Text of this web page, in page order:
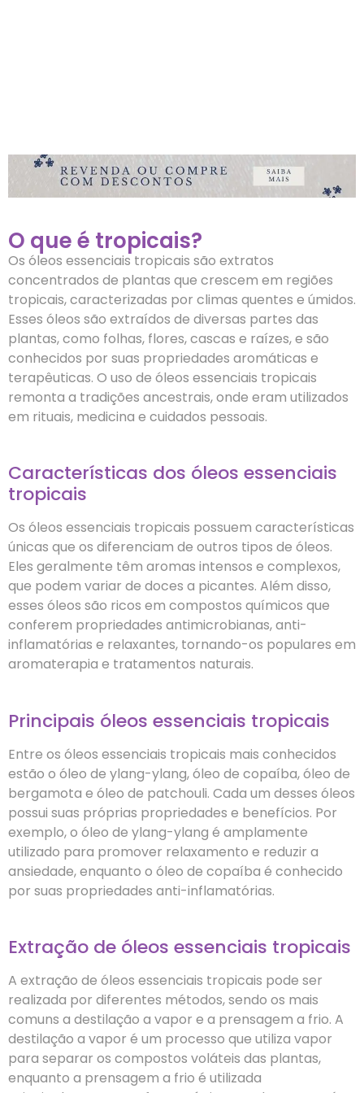
O que é tropicais?
Os óleos essenciais tropicais são extratos
concentrados de plantas que crescem em regiões
tropicais, caracterizadas por climas quentes e úmidos.
Esses óleos são extraídos de diversas partes das
plantas, como folhas, flores, cascas e raízes, e são
conhecidos por suas propriedades aromáticas e
terapêuticas. O uso de óleos essenciais tropicais
remonta a tradições ancestrais, onde eram utilizados
em rituais, medicina e cuidados pessoais.
Características dos óleos essenciais
tropicais
Os óleos essenciais tropicais possuem características
únicas que os diferenciam de outros tipos de óleos.
Eles geralmente têm aromas intensos e complexos,
que podem variar de doces a picantes. Além disso,
esses óleos são ricos em compostos químicos que
conferem propriedades antimicrobianas, anti-
inflamatórias e relaxantes, tornando-os populares em
aromaterapia e tratamentos naturais.
Principais óleos essenciais tropicais
Entre os óleos essenciais tropicais mais conhecidos
estão o óleo de ylang-ylang, óleo de copaíba, óleo de
bergamota e óleo de patchouli. Cada um desses óleos
possui suas próprias propriedades e benefícios. Por
exemplo, o óleo de ylang-ylang é amplamente
utilizado para promover relaxamento e reduzir a
ansiedade, enquanto o óleo de copaíba é conhecido
por suas propriedades anti-inflamatórias.
Extração de óleos essenciais tropicais
A extração de óleos essenciais tropicais pode ser
realizada por diferentes métodos, sendo os mais
comuns a destilação a vapor e a prensagem a frio. A
destilação a vapor é um processo que utiliza vapor
para separar os compostos voláteis das plantas,
enquanto a prensagem a frio é utilizada